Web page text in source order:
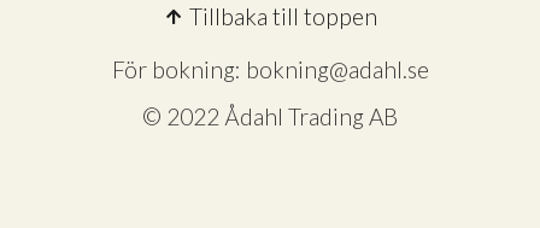
Tillbaka till toppen
För bokning: bokning@adahl.se
© 2022 Ådahl Trading AB